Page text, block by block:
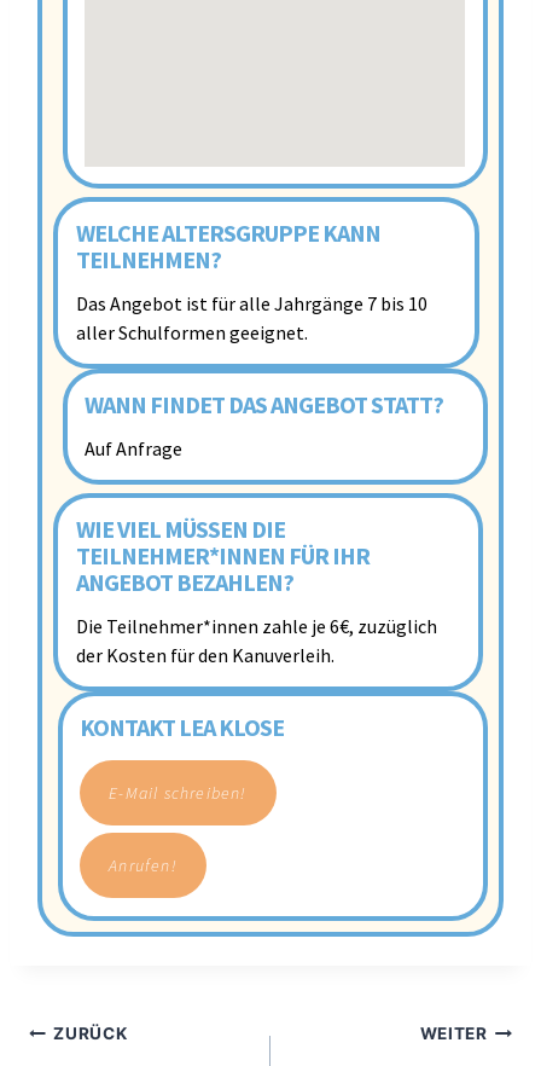
WELCHE ALTERSGRUPPE KANN
TEILNEHMEN?
Das Angebot ist für alle Jahrgänge 7 bis 10
aller Schulformen geeignet.
WANN FINDET DAS ANGEBOT STATT?
Auf Anfrage
WIE VIEL MÜSSEN DIE
TEILNEHMER*INNEN FÜR IHR
ANGEBOT BEZAHLEN?
Die Teilnehmer*innen zahle je 6€, zuzüglich
der Kosten für den Kanuverleih.
KONTAKT LEA KLOSE
E-Mail schreiben!
Anrufen!
ZURÜCK WEITER